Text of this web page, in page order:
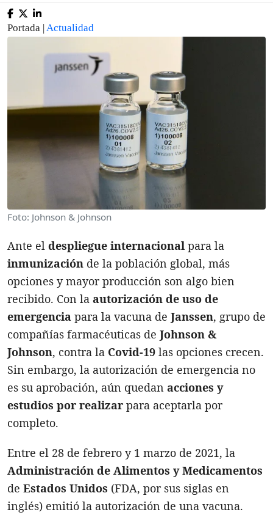
Portada |Actualidad
Foto: Johnson & Johnson
Ante el despliegue internacional para la
inmunización de la población global, más
opciones y mayor producción son algo bien
recibido. Con la autorización de uso de
emergencia para la vacuna de Janssen, grupo de
compañías farmacéuticas de Johnson &
Johnson, contra la Covid-19 las opciones crecen.
Sin embargo, la autorización de emergencia no
es su aprobación, aún quedan acciones y
estudios por realizar para aceptarla por
completo.
Entre el 28 de febrero y 1 marzo de 2021, la
Administración de Alimentos y Medicamentos
de Estados Unidos (FDA, por sus siglas en
inglés) emitió la autorización de una vacuna.